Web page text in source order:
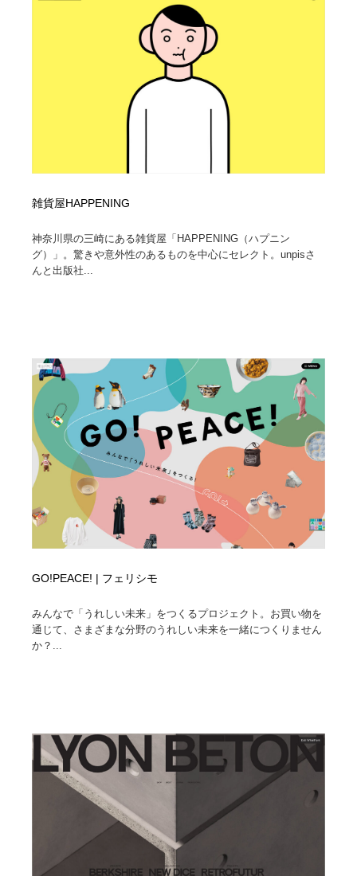
雑貨屋HAPPENING
神奈川県の三崎にある雑貨屋「HAPPENING（ハプニン
グ）」。驚きや意外性のあるものを中心にセレクト。unpisさ
んと出版社...
GO!PEACE! | フェリシモ
みんなで「うれしい未来」をつくるプロジェクト。お買い物を
通じて、さまざまな分野のうれしい未来を一緒につくりません
か？...